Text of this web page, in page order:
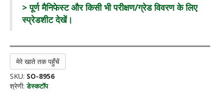
> पूर्ण मैनिफेस्ट और किसी भी परीक्षण/ग्रेड विवरण के लिए
स्प्रेडशीट देखें।
मेरे खाते तक पहुँचें
SKU: SO-8956
श्रेणी:डेस्कटॉप